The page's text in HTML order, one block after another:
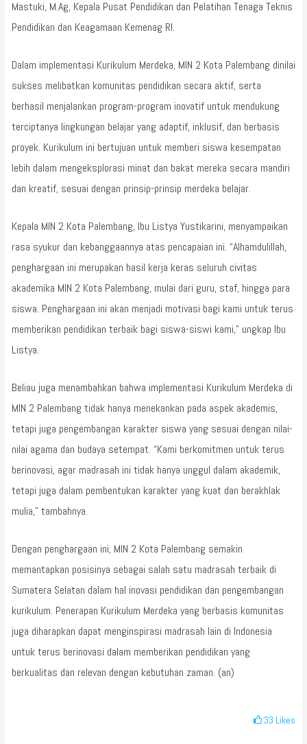
Mastuki, M.Ag, Kepala Pusat Pendidikan dan Pelatihan Tenaga Teknis
Pendidikan dan Keagamaan Kemenag RI.
Dalam implementasi Kurikulum Merdeka, MIN 2 Kota Palembang dinilai
sukses melibatkan komunitas pendidikan secara aktif, serta
berhasil menjalankan program-program inovatif untuk mendukung
terciptanya lingkungan belajar yang adaptif, inklusif, dan berbasis
proyek. Kurikulum ini bertujuan untuk memberi siswa kesempatan
lebih dalam mengeksplorasi minat dan bakat mereka secara mandiri
dan kreatif, sesuai dengan prinsip-prinsip merdeka belajar.
Kepala MIN 2 Kota Palembang, Ibu Listya Yustikarini, menyampaikan
rasa syukur dan kebanggaannya atas pencapaian ini. “Alhamdulillah,
penghargaan ini merupakan hasil kerja keras seluruh civitas
akademika MIN 2 Kota Palembang, mulai dari guru, staf, hingga para
siswa. Penghargaan ini akan menjadi motivasi bagi kami untuk terus
memberikan pendidikan terbaik bagi siswa-siswi kami,” ungkap Ibu
Listya.
Beliau juga menambahkan bahwa implementasi Kurikulum Merdeka di
MIN 2 Palembang tidak hanya menekankan pada aspek akademis,
tetapi juga pengembangan karakter siswa yang sesuai dengan nilai-
nilai agama dan budaya setempat. “Kami berkomitmen untuk terus
berinovasi, agar madrasah ini tidak hanya unggul dalam akademik,
tetapi juga dalam pembentukan karakter yang kuat dan berakhlak
mulia,” tambahnya.
Dengan penghargaan ini, MIN 2 Kota Palembang semakin
memantapkan posisinya sebagai salah satu madrasah terbaik di
Sumatera Selatan dalam hal inovasi pendidikan dan pengembangan
kurikulum. Penerapan Kurikulum Merdeka yang berbasis komunitas
juga diharapkan dapat menginspirasi madrasah lain di Indonesia
untuk terus berinovasi dalam memberikan pendidikan yang
berkualitas dan relevan dengan kebutuhan zaman. (an)
33 Likes